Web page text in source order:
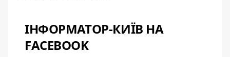
ІНФОРМАТОР-КИЇВ НА
FACEBOOK